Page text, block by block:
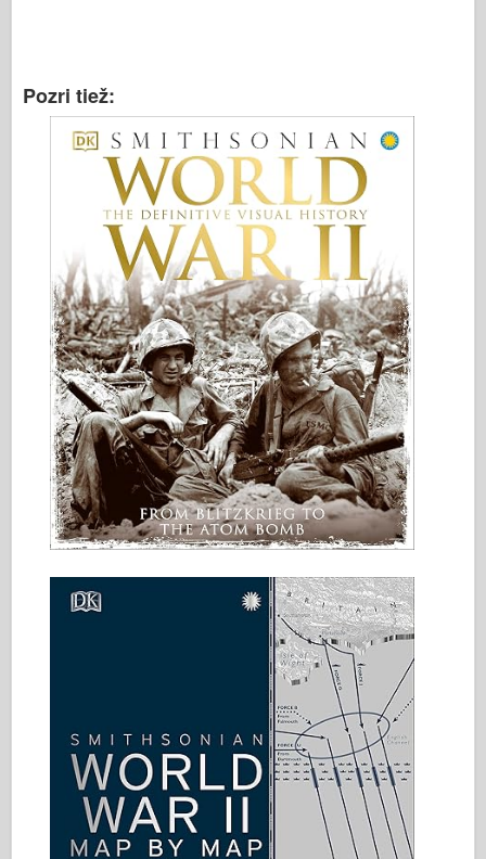
Zvezda
Fotky na aplikáciu Albumy
Kontakt
le Denník
Súpravy
Pozri tiež: